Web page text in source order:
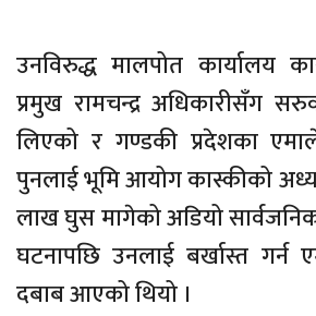
उनविरुद्ध मालपोत कार्यालय
प्रमुख रामचन्द्र अधिकारीसँग
लिएको र गण्डकी प्रदेशका
पुनलाई भूमि आयोग कास्कीको
लाख घुस मागेको अडियो
घटनापछि उनलाई बर्खास्त गर्न
दबाब आएको थियो ।